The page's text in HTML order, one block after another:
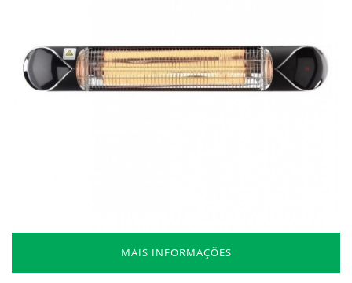
MAIS INFORMAÇÕES